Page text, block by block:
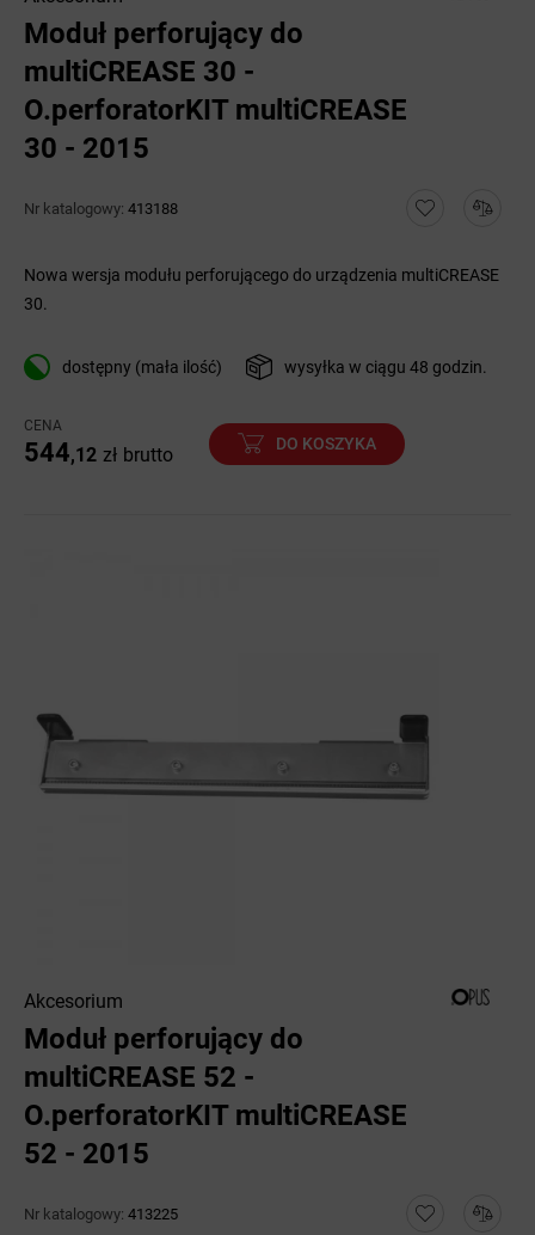
Moduł perforujący do
multiCREASE 30 -
O.perforatorKIT multiCREASE
30 - 2015
Nr katalogowy: 413188
Nowa wersja modułu perforującego do urządzenia multiCREASE
30.
dostępny (mała ilość) wysyłka w ciągu 48 godzin.
CENA
544,12 zł brutto
DO KOSZYKA
Akcesorium
Moduł perforujący do
multiCREASE 52 -
O.perforatorKIT multiCREASE
52 - 2015
Nr katalogowy: 413225